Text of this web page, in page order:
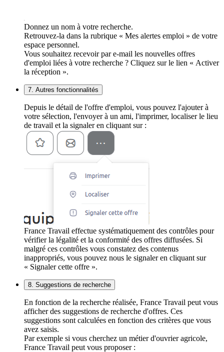
Donnez un nom à votre recherche.
Retrouvez-la dans la rubrique « Mes alertes emploi » de votre
espace personnel.
Vous souhaitez recevoir par e-mail les nouvelles offres
d'emploi liées à votre recherche ? Cliquez sur le lien « Activer
la réception ».
7. Autres fonctionnalités
Depuis le détail de l'offre d'emploi, vous pouvez l'ajouter à
votre sélection, l'envoyer à un ami, l'imprimer, localiser le lieu
de travail et la signaler en cliquant sur :
France Travail effectue systématiquement des contrôles pour
vérifier la légalité et la conformité des offres diffusées. Si
malgré ces contrôles vous constatez des contenus
inappropriés, vous pouvez nous le signaler en cliquant sur
« Signaler cette offre ».
8. Suggestions de recherche
En fonction de la recherche réalisée, France Travail peut vous
afficher des suggestions de recherche d'offres. Ces
suggestions sont calculées en fonction des critères que vous
avez saisis.
Par exemple si vous cherchez un métier d'ouvrier agricole,
France Travail peut vous proposer :